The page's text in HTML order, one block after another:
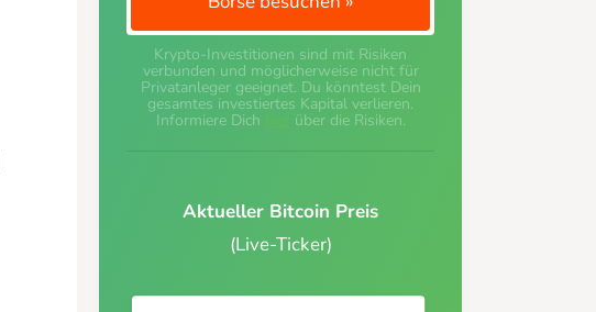
Krypto-Investitionen sind mit Risiken
verbunden und möglicherweise nicht für
Privatanleger geeignet. Du könntest Dein
gesamtes investiertes Kapital verlieren.
Informiere Dich über die Risiken.
Aktueller Bitcoin Preis
(Live-Ticker)